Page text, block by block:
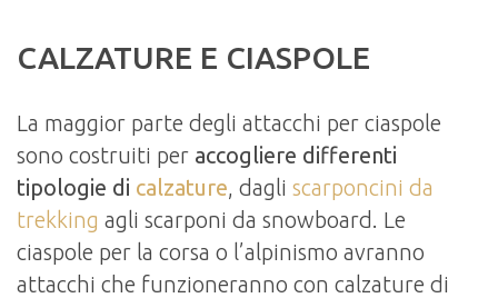
CALZATURE E CIASPOLE
La maggior parte degli attacchi per ciaspole
sono costruiti per accogliere differenti
tipologie di calzature, dagli scarponcini da
trekking agli scarponi da snowboard. Le
ciaspole per la corsa o l’alpinismo avranno
attacchi che funzioneranno con calzature di